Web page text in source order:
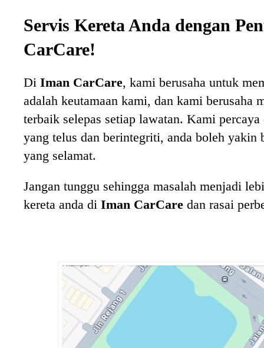
Servis Kereta Anda dengan
CarCare!
Di Iman CarCare, kami berusaha untuk
adalah keutamaan kami, dan kami berusaha
terbaik selepas setiap lawatan. Kami
yang telus dan berintegriti, anda boleh yakin
yang selamat.
Jangan tunggu sehingga masalah menjadi
kereta anda di Iman CarCare dan rasai